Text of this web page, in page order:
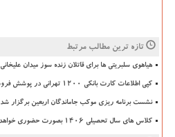
تازه ترین مطالب مرتبط
هیاهوی سلبریتی ها برای قاتلان زنده سوز میدان علیخانی
کپی اطلاعات کارت بانکی ۱۲۰۰ تهرانی در پوشش فروشنده میوه
نشست برنامه ریزی موکب جاماندگان اربعین برگزار شد
کلاس های سال تحصیلی ۱۴۰۶ بصورت حضوری خواهد بود